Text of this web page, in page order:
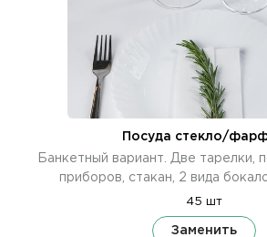
Посуда стекло/
Банкетный вариант. Две тарелки,
приборов, стакан, 2 вида
45 шт
Заменить